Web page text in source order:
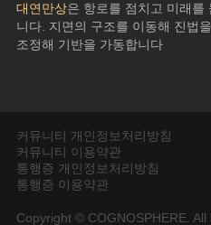
대연만상은 항로를 점치고 미래를
니다. 지면의 구조를 이동해 진법
조정해 기반을 가동합니다
커뮤니티 개인정보처리방침
커뮤니티 이용약관
통행증 개인정보처리방침
통행증 이용약관
Copyright © COGNOSPHERE. All